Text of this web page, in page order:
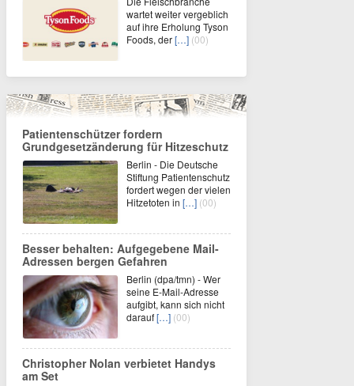
wartet weiter vergeblich
auf ihre Erholung Tyson
Foods, der[…] (00)
Patientenschützer fordern
Grundgesetzänderung für Hitzeschutz
Berlin - Die Deutsche
Stiftung Patientenschutz
fordert wegen der vielen
Hitzetoten in […] (00)
Besser behalten: Aufgegebene Mail-
Adressen bergen Gefahren
Berlin (dpa/tmn) - Wer
seine E-Mail-Adresse
aufgibt, kann sich nicht
darauf[…] (00)
Christopher Nolan verbietet Handys
am Set